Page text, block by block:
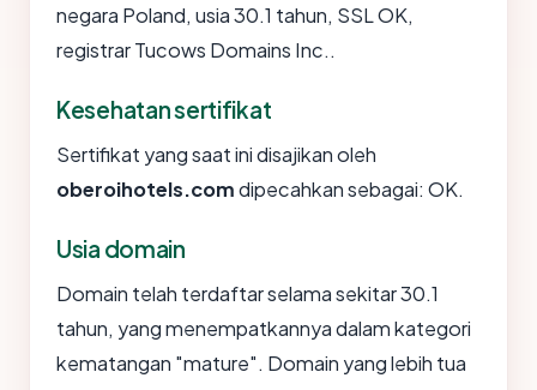
negara Poland, usia 30.1 tahun, SSL OK,
registrar Tucows Domains Inc..
Kesehatan sertifikat
Sertifikat yang saat ini disajikan oleh
oberoihotels.comdipecahkan sebagai: OK.
Usia domain
Domain telah terdaftar selama sekitar 30.1
tahun, yang menempatkannya dalam kategori
kematangan "mature". Domain yang lebih tua